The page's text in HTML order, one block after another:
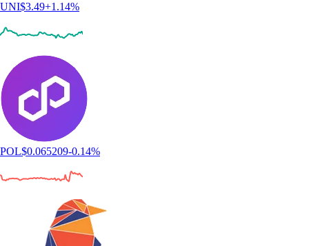
UNI$3.49+1.14%
POL$0.065209-0.14%